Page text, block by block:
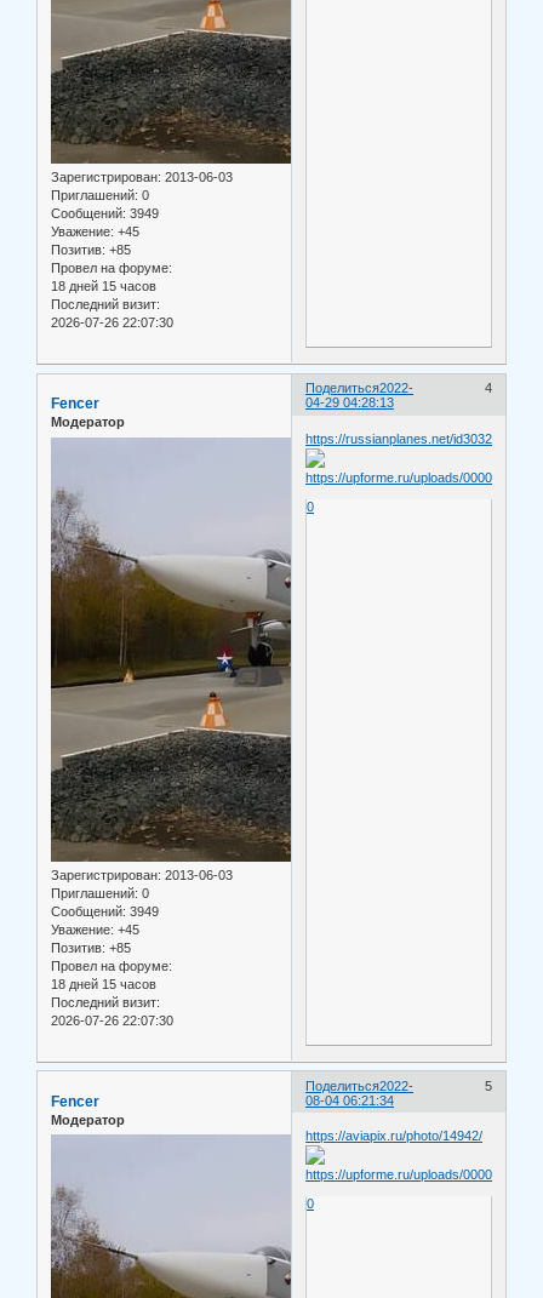
Зарегистрирован: 2013-06-03
Приглашений: 0
Сообщений: 3949
Уважение: +45
Позитив: +85
Провел на форуме:
18 дней 15 часов
Последний визит:
2026-07-26 22:07:30
Поделиться 4
2022-
04-29 04:28:13
Fencer
Модератор
Зарегистрирован: 2013-06-03
Приглашений: 0
Сообщений: 3949
Уважение: +45
Позитив: +85
Провел на форуме:
18 дней 15 часов
Последний визит:
2026-07-26 22:07:30
https://russianplanes.net/id303274
0
Поделиться 5
2022-
08-04 06:21:34
Fencer
Модератор
https://aviapix.ru/photo/14942/
0